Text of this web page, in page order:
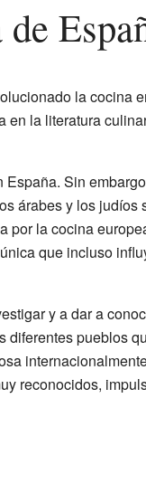
la cocina
la literatura
Sin
árabes y los
por la cocina
que incluso
y a dar a
pueblos
reconocidos,